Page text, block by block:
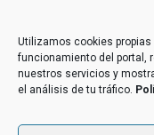
Utilizamos cookies
funcionamiento del portal,
nuestros servicios y
el análisis de tu tráfico.
Prevención de
Renovar carnet de